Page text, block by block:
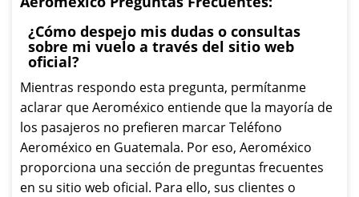
¿Cómo despejo mis dudas o consultas
sobre mi vuelo a través del sitio web
oficial?
Mientras respondo esta pregunta, permítanme
aclarar que Aeroméxico entiende que la mayoría de
los pasajeros no prefieren marcar Teléfono
Aeroméxico en Guatemala. Por eso, Aeroméxico
proporciona una sección de preguntas frecuentes
en su sitio web oficial. Para ello, sus clientes o